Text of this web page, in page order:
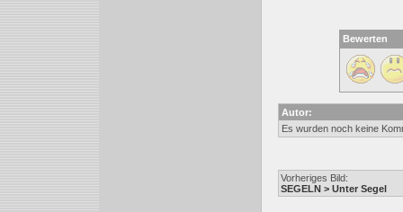
Bewerten
Autor:
Es wurden noch keine
Vorheriges Bild:
SEGELN > Unter Segel